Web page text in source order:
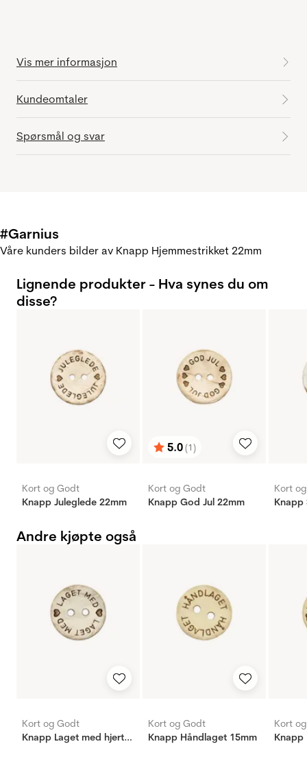
Vis mer informasjon
Kundeomtaler
Spørsmål og svar
#Garnius
Våre kunders bilder av Knapp Hjemmestrikket 22mm
Lignende produkter - Hva synes du om
disse?
Kort og Godt
Knapp Juleglede 22mm
Karakter:
5.0(1)
av 5 mulige
Kort og Godt
Knapp God Jul 22mm
Kort
Knapp
Andre kjøpte også
Kort og Godt
Knapp Laget med hjertet 18mm
Kort og Godt
Knapp Håndlaget 15mm
Kort